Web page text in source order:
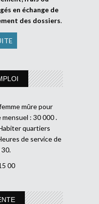
en échange de
des dossiers.
mûre pour
: 30 000 .
quartiers
de service de
30.
00